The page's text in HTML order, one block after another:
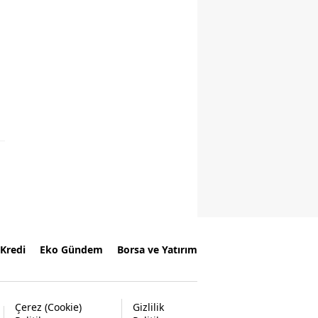
Kredi Eko Gündem Borsa ve Yatırım
Çerez (Cookie)
Gizlilik